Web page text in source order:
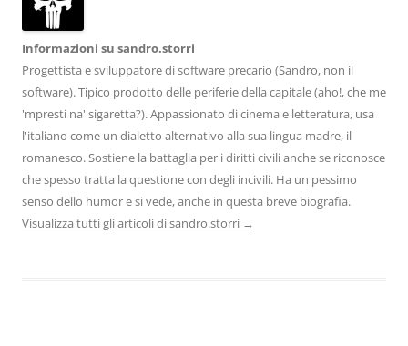
Informazioni su sandro.storri
Progettista e sviluppatore di software precario (Sandro, non il
software). Tipico prodotto delle periferie della capitale (aho!, che me
'mpresti na' sigaretta?). Appassionato di cinema e letteratura, usa
l'italiano come un dialetto alternativo alla sua lingua madre, il
romanesco. Sostiene la battaglia per i diritti civili anche se riconosce
che spesso tratta la questione con degli incivili. Ha un pessimo
senso dello humor e si vede, anche in questa breve biografia.
Visualizza tutti gli articoli di sandro.storri →